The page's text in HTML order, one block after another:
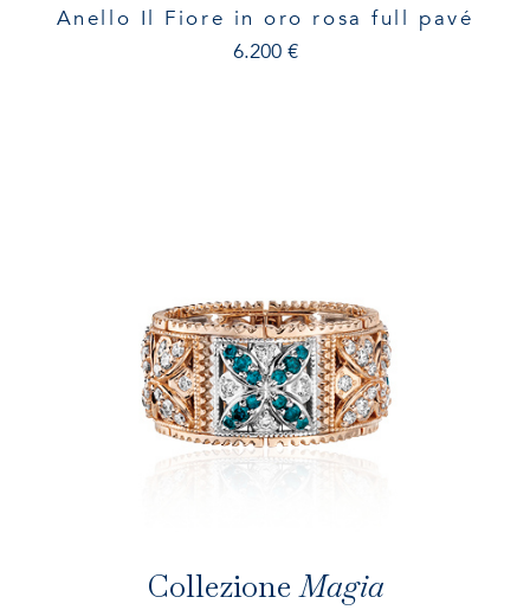
Anello Il Fiore in oro rosa full pavé
6.200 €
CollezioneMagia